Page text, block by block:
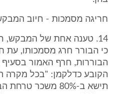
חריגה מסמכות - חיוב
14. טענה אחת של המבקש,
כי הבורר חרג מסמכותו, עת
הקובע כדלקמן: "בכל מקרה
תישא ב-80% משכר